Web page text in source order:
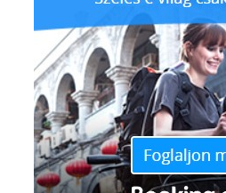
országosan is elérhetők
értékesítési hálózatán